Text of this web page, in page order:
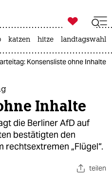
ich

taz zahl ich
katzen hitze landtagswahl
Konsensliste ohne Inhalte
Inhalte
die Berliner AfD auf
bestätigten den
„Flügel“.
teilen